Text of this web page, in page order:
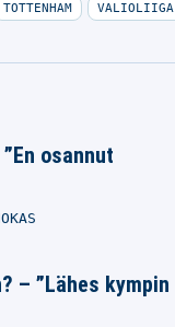
TOTTENHAM VALIOLIIGA
osannut
– ”Lähes kympin